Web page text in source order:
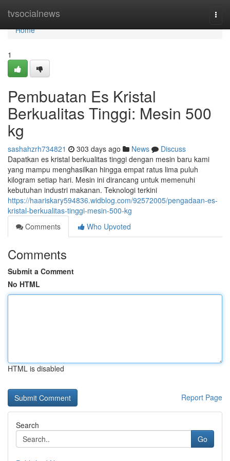
tvsocialnews
Home
Home
1
Pembuatan Es Kristal
Berkualitas Tinggi: Mesin 500
kg
sashahzrh734821 303 days ago News
Discuss
Dapatkan es kristal berkualitas tinggi dengan mesin baru kami
yang mampu menghasilkan hingga empat ratus lima puluh
kilogram setiap hari. Mesin ini dirancang untuk memenuhi
kebutuhan industri makanan. Teknologi terkini
https://haariskary594836.widblog.com/92572005/pengadaan-es-
kristal-berkualitas-tinggi-mesin-500-kg
Comments
Who Upvoted
Comments
Submit a Comment
No HTML
HTML is disabled
Report Page
Search
Go